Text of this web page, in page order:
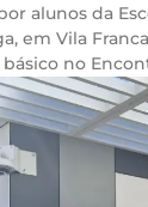
alunos da
em Vila
no